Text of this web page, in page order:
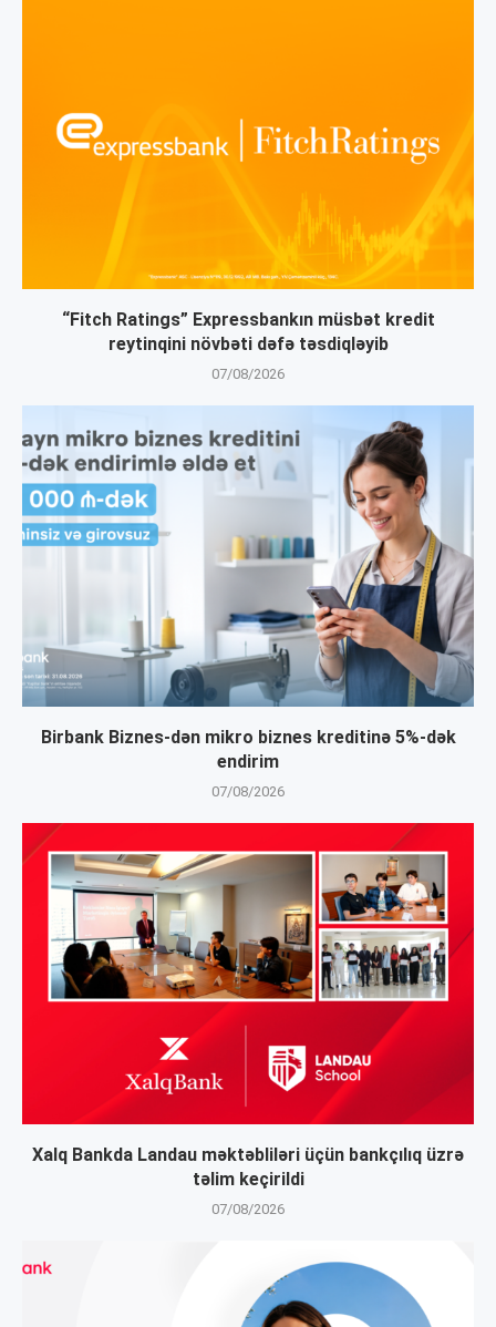
“Fitch Ratings” Expressbankın müsbət kredit
reytinqini növbəti dəfə təsdiqləyib
07/08/2026
Birbank Biznes-dən mikro biznes kreditinə 5%-dək
endirim
07/08/2026
Xalq Bankda Landau məktəbliləri üçün bankçılıq üzrə
təlim keçirildi
07/08/2026